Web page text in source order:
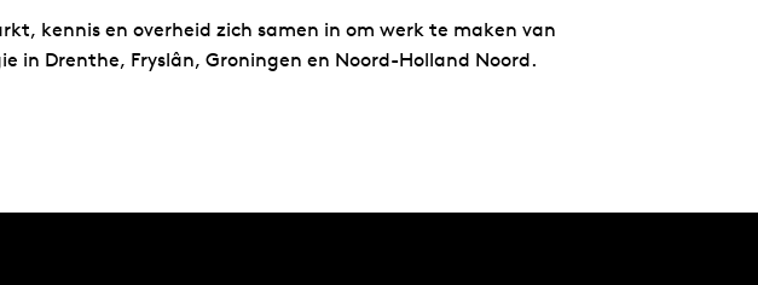
kennis en overheid zich samen in om werk te maken van
in Drenthe, Fryslân, Groningen en Noord-Holland Noord.